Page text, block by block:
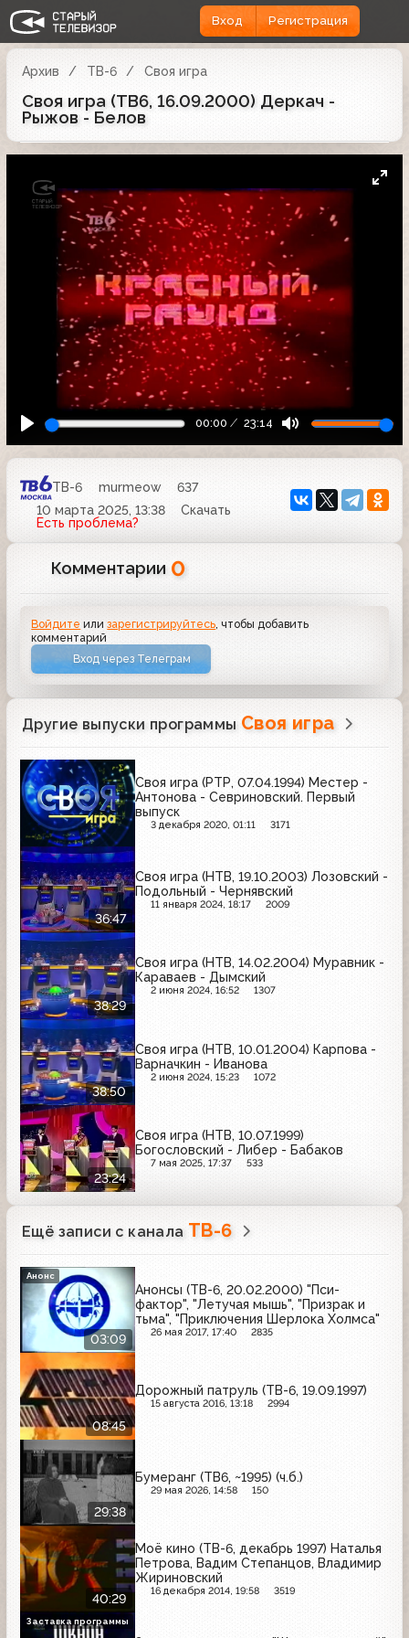
Вход Регистрация
Архив ТВ-6 Своя игра
Своя игра (ТВ6, 16.09.2000) Деркач -
Рыжов - Белов
00:00 23:14
ТВ-6 murmeow
637
10 марта 2025, 13:38
Скачать
Есть проблема?
Комментарии 0
Войдите илизарегистрируйтесь , чтобы добавить
комментарий
Вход через Телеграм
Другие выпуски программы Своя игра
Своя игра (РТР, 07.04.1994) Местер -
Антонова - Севриновский. Первый
выпуск
3 декабря 2020, 01:11 3171
36:47
Своя игра (НТВ, 19.10.2003) Лозовский -
Подольный - Чернявский
11 января 2024, 18:17 2009
38:29
Своя игра (НТВ, 14.02.2004) Муравник -
Караваев - Дымский
2 июня 2024, 16:52 1307
38:50
Своя игра (НТВ, 10.01.2004) Карпова -
Варначкин - Иванова
2 июня 2024, 15:23 1072
23:24
Своя игра (НТВ, 10.07.1999)
Богословский - Либер - Бабаков
7 мая 2025, 17:37 533
Ещё записи с канала ТВ-6
03:09
Анонсы (ТВ-6, 20.02.2000) "Пси-
фактор", "Летучая мышь", "Призрак и
тьма", "Приключения Шерлока Холмса"
26 мая 2017, 17:40 2835
Анонс
08:45
Дорожный патруль (ТВ-6, 19.09.1997)
15 августа 2016, 13:18 2994
29:38
Бумеранг (ТВ6, ~1995) (ч.б.)
29 мая 2026, 14:58 150
40:29
Моё кино (ТВ-6, декабрь 1997) Наталья
Петрова, Вадим Степанцов, Владимир
Жириновский
16 декабря 2014, 19:58 3519
Заставка программы